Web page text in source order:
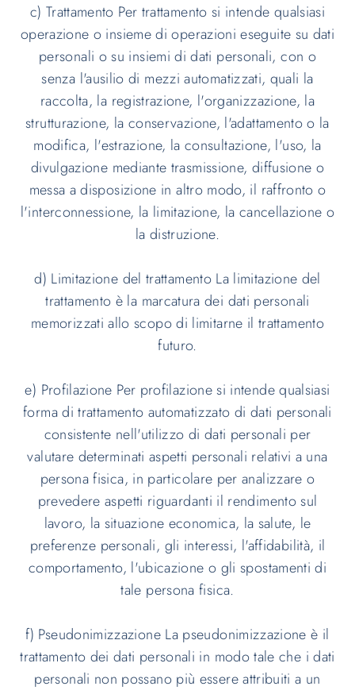
c) Trattamento Per trattamento si intende qualsiasi
operazione o insieme di operazioni eseguite su dati
personali o su insiemi di dati personali, con o
senza l'ausilio di mezzi automatizzati, quali la
raccolta, la registrazione, l'organizzazione, la
strutturazione, la conservazione, l'adattamento o la
modifica, l'estrazione, la consultazione, l'uso, la
divulgazione mediante trasmissione, diffusione o
messa a disposizione in altro modo, il raffronto o
l'interconnessione, la limitazione, la cancellazione o
la distruzione.
d) Limitazione del trattamento La limitazione del
trattamento è la marcatura dei dati personali
memorizzati allo scopo di limitarne il trattamento
futuro.
e) Profilazione Per profilazione si intende qualsiasi
forma di trattamento automatizzato di dati personali
consistente nell'utilizzo di dati personali per
valutare determinati aspetti personali relativi a una
persona fisica, in particolare per analizzare o
prevedere aspetti riguardanti il rendimento sul
lavoro, la situazione economica, la salute, le
preferenze personali, gli interessi, l'affidabilità, il
comportamento, l'ubicazione o gli spostamenti di
tale persona fisica.
f) Pseudonimizzazione La pseudonimizzazione è il
trattamento dei dati personali in modo tale che i dati
personali non possano più essere attribuiti a un